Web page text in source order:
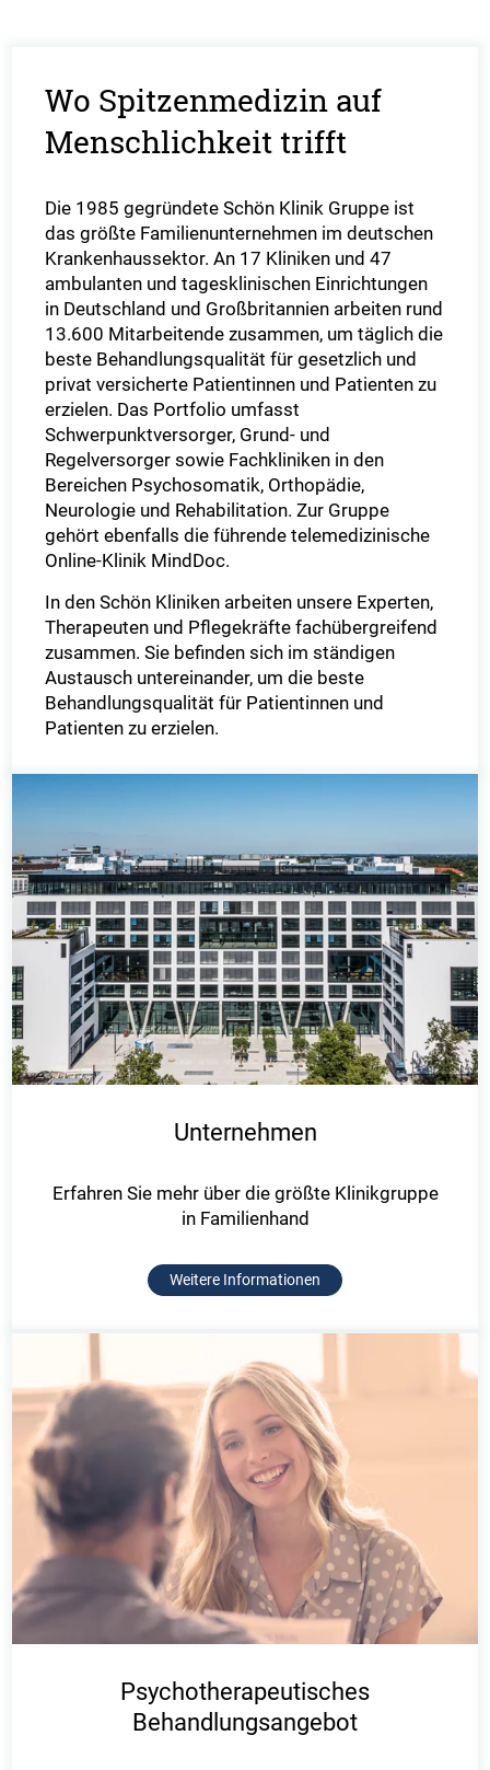
Wo Spitzenmedizin auf
Menschlichkeit trifft
Die 1985 gegründete Schön Klinik Gruppe ist
das größte Familienunternehmen im deutschen
Krankenhaussektor. An 17 Kliniken und 47
ambulanten und tagesklinischen Einrichtungen
in Deutschland und Großbritannien arbeiten rund
13.600 Mitarbeitende zusammen, um täglich die
beste Behandlungsqualität für gesetzlich und
privat versicherte Patientinnen und Patienten zu
erzielen. Das Portfolio umfasst
Schwerpunktversorger, Grund- und
Regelversorger sowie Fachkliniken in den
Bereichen Psychosomatik, Orthopädie,
Neurologie und Rehabilitation. Zur Gruppe
gehört ebenfalls die führende telemedizinische
Online-Klinik MindDoc.
In den Schön Kliniken arbeiten unsere Experten,
Therapeuten und Pflegekräfte fachübergreifend
zusammen. Sie befinden sich im ständigen
Austausch untereinander, um die beste
Behandlungsqualität für Patientinnen und
Patienten zu erzielen.
Unternehmen
Erfahren Sie mehr über die größte Klinikgruppe
in Familienhand
Weitere Informationen
Psychotherapeutisches
Behandlungsangebot